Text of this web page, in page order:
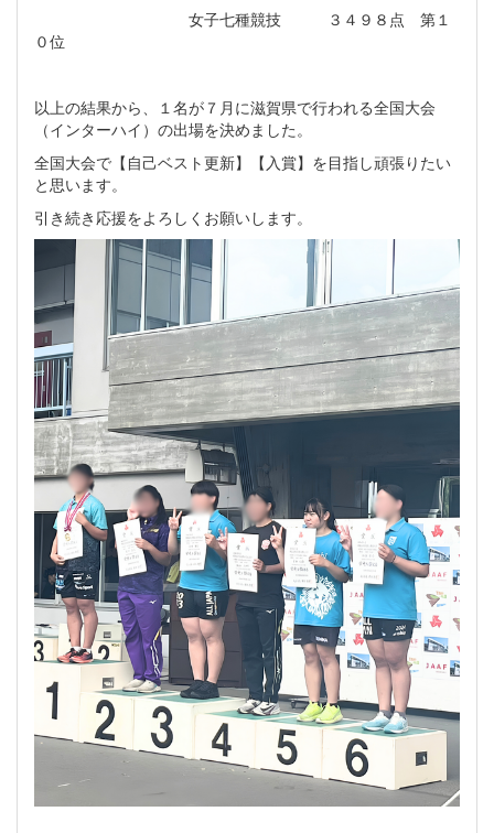
女子七種競技 ３４９８点 第１
０位
以上の結果から、１名が７月に滋賀県で行われる全国大会
（インターハイ）の出場を決めました。
全国大会で【自己ベスト更新】【入賞】を目指し頑張りたい
と思います。
引き続き応援をよろしくお願いします。